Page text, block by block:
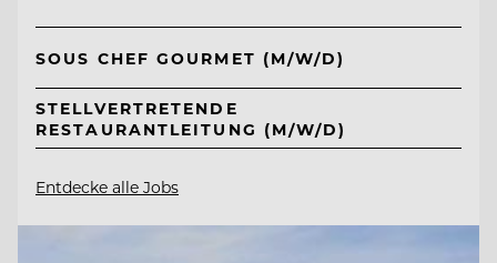
SOUS CHEF GOURMET (M/W/D)
STELLVERTRETENDE
RESTAURANTLEITUNG (M/W/D)
Entdecke alle Jobs